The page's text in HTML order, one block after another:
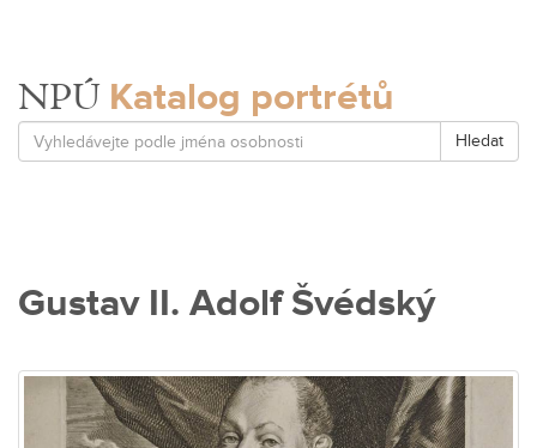
NPÚ Katalog portrétů
Hledat
Gustav II. Adolf Švédský